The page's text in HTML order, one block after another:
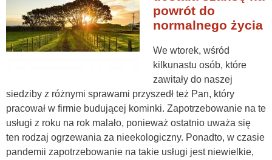
powrót do
normalnego życia
We wtorek, wśród
kilkunastu osób, które
zawitały do naszej
siedziby z różnymi sprawami przyszedł też Pan, który
pracował w firmie budującej kominki. Zapotrzebowanie na te
usługi z roku na rok malało, ponieważ ostatnio uważa się
ten rodzaj ogrzewania za nieekologiczny. Ponadto, w czasie
pandemii zapotrzebowanie na takie usługi jest niewielkie,